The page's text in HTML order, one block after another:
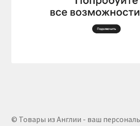
© Товары из Англии - ваш